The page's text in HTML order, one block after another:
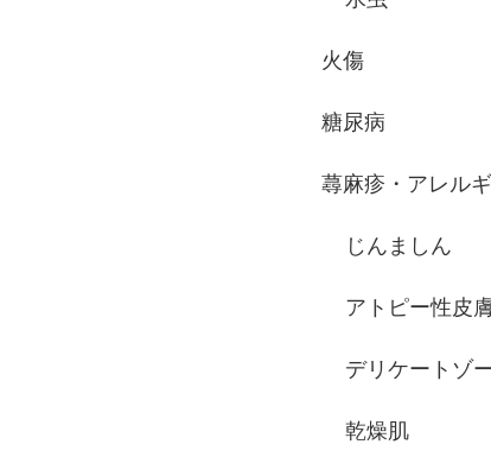
火傷
糖尿病
蕁麻疹・アレル
じんましん
アトピー性皮
デリケートゾ
乾燥肌